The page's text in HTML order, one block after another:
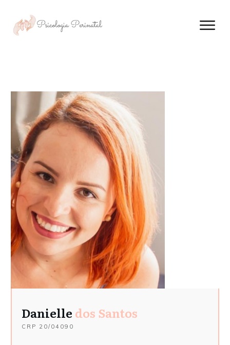
Danielle dos Santos
CRP 20/04090